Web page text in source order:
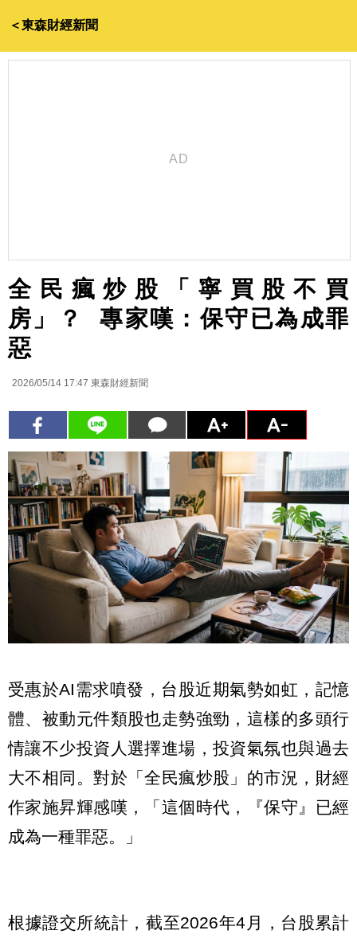
＜東森財經新聞
全民瘋炒股「寧買股不買
房」？ 專家嘆：保守已為成罪
惡
2026/05/14 17:47 東森財經新聞
受惠於AI需求噴發，台股近期氣勢如虹，記憶
體、被動元件類股也走勢強勁，這樣的多頭行
情讓不少投資人選擇進場，投資氣氛也與過去
大不相同。對於「全民瘋炒股」的市況，財經
作家施昇輝感嘆，「這個時代，『保守』已經
成為一種罪惡。」
根據證交所統計，截至2026年4月，台股累計